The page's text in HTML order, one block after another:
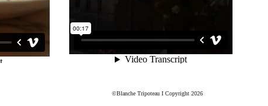
©Blanche Tripoteau I Copyright 2026